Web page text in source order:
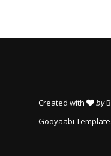
Created with by
Gooyaabi